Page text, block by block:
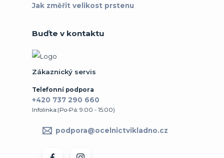
Jak změřit velikost prstenu
Buďte v kontaktu
Zákaznický servis
Telefonní podpora
+420 737 290 660
Infolinka:(Po-Pá: 9:00 - 15:00)
podpora@ocelnictvikladno.cz